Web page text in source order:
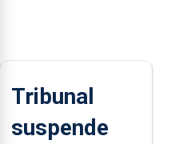
Tribunal
suspende